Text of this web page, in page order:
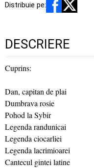
Distribuie pe:
DESCRIERE
Cuprins:
Dan, capitan de plai
Dumbrava rosie
Pohod la Sybir
Legenda randunicai
Legenda ciocarliei
Legenda lacrimioarei
Cantecul gintei latine